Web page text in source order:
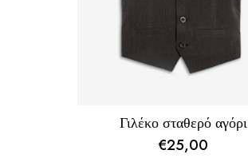
Γιλέκο σταθερό αγόρι
€25,00